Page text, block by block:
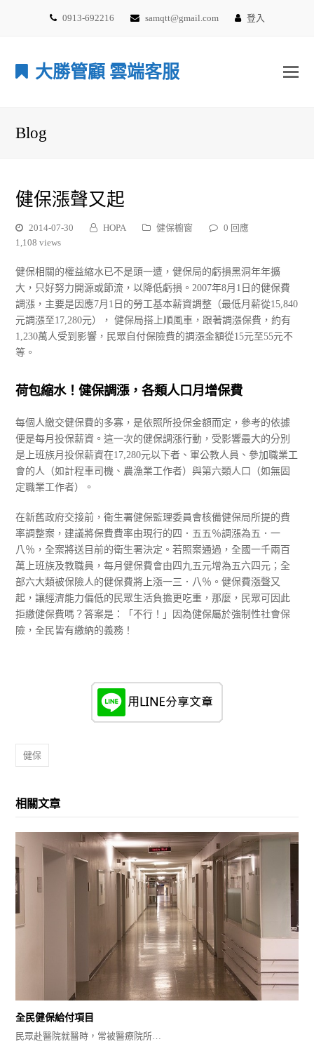
0913-692216 samqtt@gmail.com 登入
大勝管顧 雲端客服
Blog
健保漲聲又起
2014-07-30 HOPA 健保櫥窗
0 回應
1,108 views
健保相關的權益縮水已不是頭一遭，健保局的虧損黑洞年年擴
大，只好努力開源或節流，以降低虧損。2007年8月1日的健保費
調漲，主要是因應7月1日的勞工基本薪資調整（最低月薪從15,840
元調漲至17,280元）， 健保局搭上順風車，跟著調漲保費，約有
1,230萬人受到影響，民眾自付保險費的調漲金額從15元至55元不
等。
荷包縮水！健保調漲，各類人口月增保費
每個人繳交健保費的多寡，是依照所投保金額而定，參考的依據
便是每月投保薪資。這一次的健保調漲行動，受影響最大的分別
是上班族月投保薪資在17,280元以下者、軍公教人員、參加職業工
會的人（如計程車司機、農漁業工作者）與第六類人口（如無固
定職業工作者）。
在新舊政府交接前，衛生署健保監理委員會核備健保局所提的費
率調整案，建議將保費費率由現行的四．五五％調漲為五．一
八％，全案將送目前的衛生署決定。若照案通過，全國一千兩百
萬上班族及教職員，每月健保費會由四九五元增為五六四元；全
部六大類被保險人的健保費將上漲一三．八％。健保費漲聲又
起，讓經濟能力偏低的民眾生活負擔更吃重，那麼，民眾可因此
拒繳健保費嗎？答案是：「不行！」因為健保屬於強制性社會保
險，全民皆有繳納的義務！
健保
相關文章
全民健保給付項目
民眾赴醫院就醫時，常被醫療院所…